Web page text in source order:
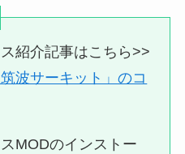
紹介記事はこちら>>
波サーキット」のコ
MODのインストー